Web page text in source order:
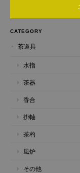
CATEGORY
茶道具
水指
茶器
香合
掛軸
茶杓
風炉
その他